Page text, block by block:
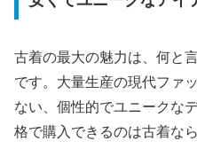
古着の最大の魅力は、何と
です。大量生産の現代ファ
ない、個性的でユニークな
格で購入できるのは古着な